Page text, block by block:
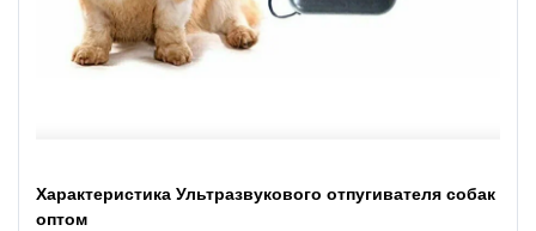
Характеристика Ультразвукового отпугивателя собак
оптом